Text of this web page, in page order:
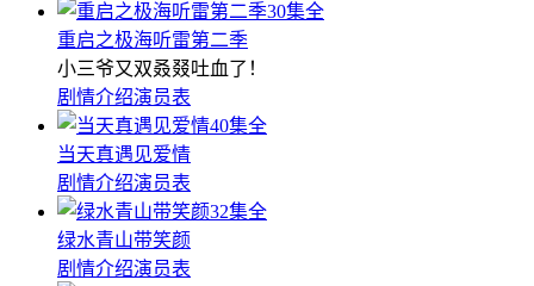
30集全
重启之极海听雷第二季
小三爷又双叒叕吐血了！
剧情介绍演员表
40集全
当天真遇见爱情
剧情介绍演员表
32集全
绿水青山带笑颜
剧情介绍演员表